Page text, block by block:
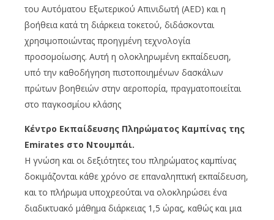
του Αυτόματου Εξωτερικού Απινιδωτή (AED) και η
βοήθεια κατά τη διάρκεια τοκετού, διδάσκονται
χρησιμοποιώντας προηγμένη τεχνολογία
προσομοίωσης. Αυτή η ολοκληρωμένη εκπαίδευση,
υπό την καθοδήγηση πιστοποιημένων δασκάλων
πρώτων βοηθειών στην αεροπορία, πραγματοποιείται
στο παγκοσμίου κλάσης
Κέντρο Εκπαίδευσης Πληρώματος Καμπίνας της
Emirates στο Ντουμπάι.
Η γνώση και οι δεξιότητες του πληρώματος καμπίνας
δοκιμάζονται κάθε χρόνο σε επαναληπτική εκπαίδευση,
και το πλήρωμα υποχρεούται να ολοκληρώσει ένα
διαδικτυακό μάθημα διάρκειας 1,5 ώρας, καθώς και μια